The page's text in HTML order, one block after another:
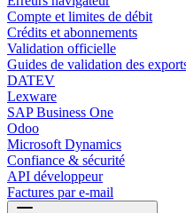
Compte et limites de débit
Crédits et abonnements
Validation officielle
Guides de validation des
DATEV
Lexware
SAP Business One
Odoo
Microsoft Dynamics
Confiance & sécurité
API développeur
Factures par e-mail